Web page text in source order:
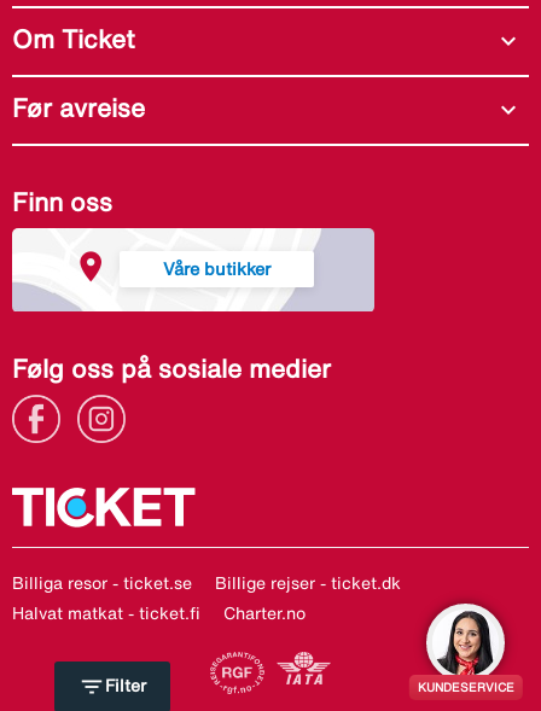
filter_list Filter
Om Ticket expand_more
Før avreise expand_more
Finn oss
Våre butikker
Følg oss på sosiale medier
Billiga resor - ticket.se
Billige rejser - ticket.dk
Halvat matkat - ticket.fi
Charter.no
KUNDESERVICE